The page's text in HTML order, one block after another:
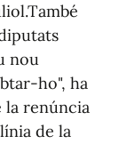
nou
ho", ha
la renúncia
de la